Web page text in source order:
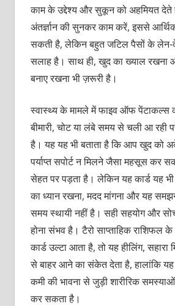
काम के उद्देश्य और सुकून को अहमियत
अंतर्ज्ञान की सुनकर काम करें, इससे
सकती है, लेकिन बहुत जटिल पैसों के
सलाह है। साथ ही, खुद का ख्याल रखना
बनाए रखना भी ज़रूरी है।
स्वास्थ्य के मामले में फाइव ऑफ पेंटाकल्स
बीमारी, चोट या लंबे समय से चली आ रही
है। यह यह भी बताता है कि आप खुद को
पर्याप्त सपोर्ट न मिलने जैसा महसूस कर
सेहत पर पड़ता है। लेकिन यह कार्ड यह
का ध्यान रखना, मदद मांगना और यह
समय स्थायी नहीं है। सही सहयोग और
होना संभव है। टैरो साप्ताहिक राशिफल
कार्ड उल्टा आता है, तो यह हीलिंग,
से बाहर आने का संकेत देता है, हालांकि
कमी की भावना से जुड़ी शारीरिक
कर सकता है।